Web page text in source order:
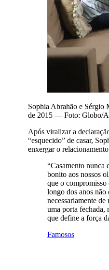
Sophia Abrahão e Sérgio
de 2015 — Foto: Globo/
Após viralizar a
“esquecido” de casar,
enxergar o
“Casamento nunca
bonito aos nossos
que o
longo dos anos não
necessariamente
uma porta fechada,
que define a força
Famosos